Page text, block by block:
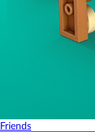
Friends